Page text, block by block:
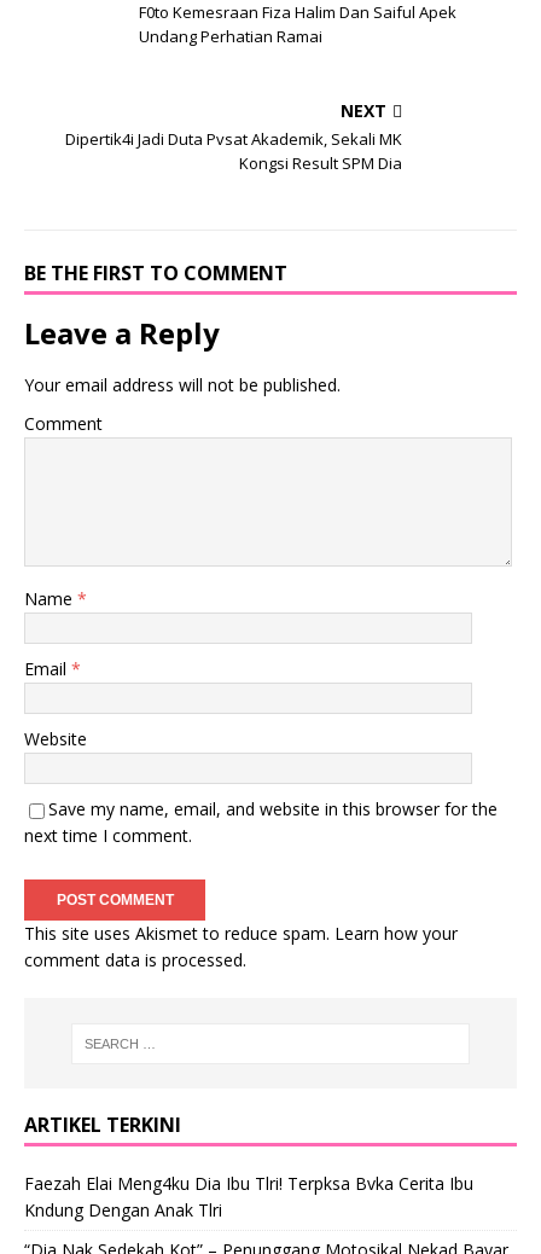
F0to Kemesraan Fiza Halim Dan Saiful Apek
Undang Perhatian Ramai
NEXT
Dipertik4i Jadi Duta Pvsat Akademik, Sekali MK
Kongsi Result SPM Dia
BE THE FIRST TO COMMENT
Leave a Reply
Your email address will not be published.
Comment
Name *
Email *
Website
Save my name, email, and website in this browser for the
next time I comment.
This site uses Akismet to reduce spam. Learn how your
comment data is processed.
ARTIKEL TERKINI
Faezah Elai Meng4ku Dia Ibu Tlri! Terpksa Bvka Cerita Ibu
Kndung Dengan Anak Tlri